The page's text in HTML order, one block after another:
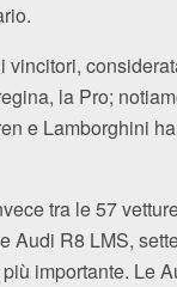
vincitori,
la Pro;
e Lamborghini
tra le 57
Audi R8 LMS,
importante. Le